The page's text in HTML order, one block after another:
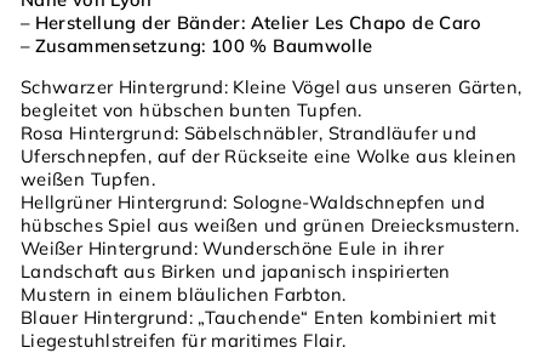
– Herstellung der Bänder: Atelier Les Chapo de Caro
– Zusammensetzung: 100 % Baumwolle
Schwarzer Hintergrund: Kleine Vögel aus unseren Gärten,
begleitet von hübschen bunten Tupfen.
Rosa Hintergrund: Säbelschnäbler, Strandläufer und
Uferschnepfen, auf der Rückseite eine Wolke aus kleinen
weißen Tupfen.
Hellgrüner Hintergrund: Sologne-Waldschnepfen und
hübsches Spiel aus weißen und grünen Dreiecksmustern.
Weißer Hintergrund: Wunderschöne Eule in ihrer
Landschaft aus Birken und japanisch inspirierten
Mustern in einem bläulichen Farbton.
Blauer Hintergrund: „Tauchende“ Enten kombiniert mit
Liegestuhlstreifen für maritimes Flair.